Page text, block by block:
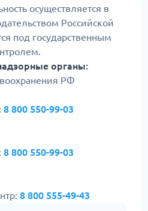
осуществляется в
Российской
под государственным
органы:
РФ
8 800 550-99-03
8 800 550-99-03
8 800 555-49-43